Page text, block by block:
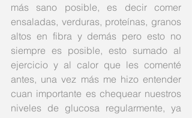
más sano posible, es decir comer
ensaladas, verduras, proteínas, granos
altos en fibra y demás pero esto no
siempre es posible, esto sumado al
ejercicio y al calor que les comenté
antes, una vez más me hizo entender
cuan importante es chequear nuestros
niveles de glucosa regularmente, ya